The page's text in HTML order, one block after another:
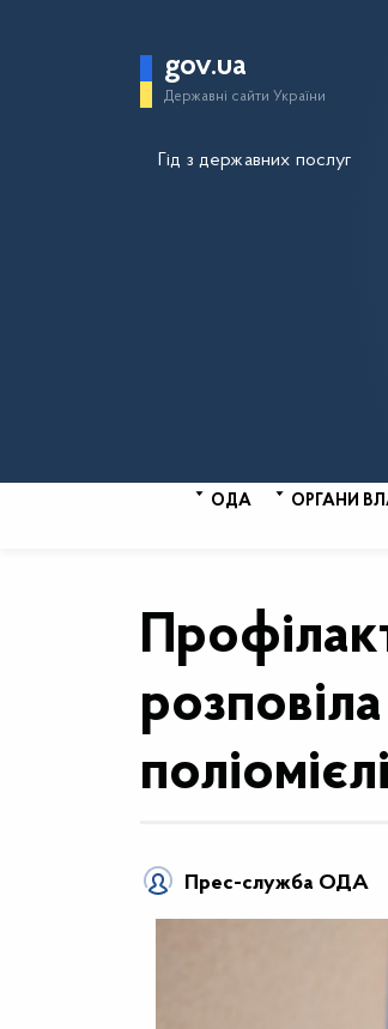
gov.ua
Державні сайти України
Гід з державних послуг
ОДА ОРГАНИ
Прес-служба ОДА